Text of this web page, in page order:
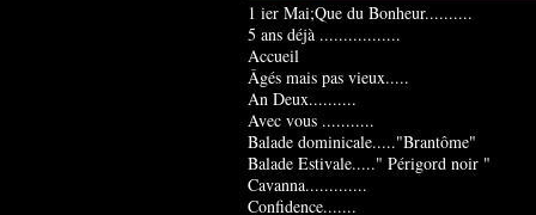
1 ier Mai;Que du Bonheur..........
5 ans déjà .................
Accueil
Âgés mais pas vieux.....
An Deux..........
Avec vous ...........
Balade dominicale....."Brantôme"
Balade Estivale....." Périgord noir "
Cavanna.............
Confidence.......